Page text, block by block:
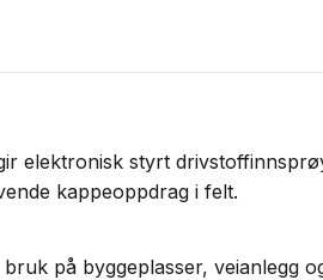
elektronisk styrt
kappeoppdrag i felt.
på byggeplasser, veianlegg